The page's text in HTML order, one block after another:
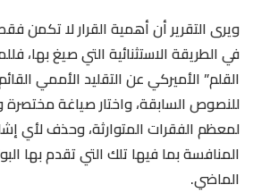
ويرى التقرير أن أهمية القرار لا تكمن
في الطريقة الاستثنائية التي صيغ بها،
القلم” الأميركي عن التقليد الأممي
للنصوص السابقة، واختار صياغة
لمعظم الفقرات المتوارثة، وحذف لأي
المنافسة بما فيها تلك التي تقدم بها
الماضي.